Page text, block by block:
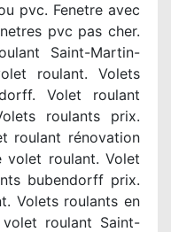
pvc. Fenetre avec
pvc pas cher.
Saint-Martin-
roulant. Volets
Volet roulant
roulants prix.
roulant rénovation
volet roulant. Volet
bubendorff prix.
Volets roulants en
volet roulant Saint-